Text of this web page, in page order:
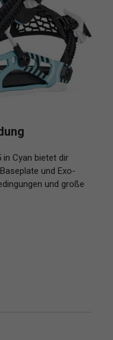
in Cyan bietet dir
und Exo-
und große